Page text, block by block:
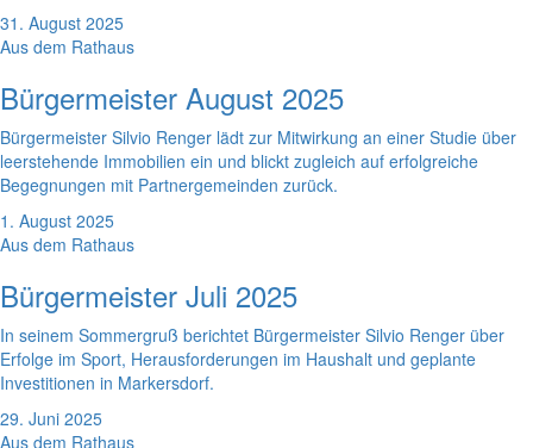
31. August 2025
Aus dem Rathaus
Bürgermeister August 2025
Bürgermeister Silvio Renger lädt zur Mitwirkung an einer Studie über
leerstehende Immobilien ein und blickt zugleich auf erfolgreiche
Begegnungen mit Partnergemeinden zurück.
1. August 2025
Aus dem Rathaus
Bürgermeister Juli 2025
In seinem Sommergruß berichtet Bürgermeister Silvio Renger über
Erfolge im Sport, Herausforderungen im Haushalt und geplante
Investitionen in Markersdorf.
29. Juni 2025
Aus dem Rathaus